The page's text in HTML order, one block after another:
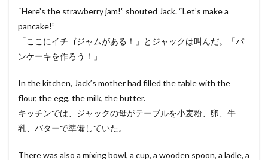
“Here’s the strawberry jam!” shouted Jack. “Let’s make a
pancake!”
「ここにイチゴジャムがある！」とジャックは叫んだ。「パ
ンケーキを作ろう！」
In the kitchen, Jack’s mother had filled the table with the
flour, the egg, the milk, the butter.
キッチンでは、ジャックの母がテーブルを小麦粉、卵、牛
乳、バターで準備していた。
There was also a mixing bowl, a cup, a wooden spoon, a ladle, a